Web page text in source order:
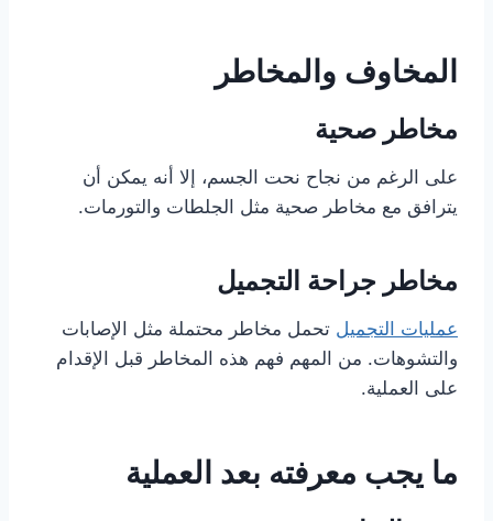
المخاوف والمخاطر
مخاطر صحية
على الرغم من نجاح نحت الجسم، إلا أنه يمكن أن
يترافق مع مخاطر صحية مثل الجلطات والتورمات.
مخاطر جراحة التجميل
عمليات التجميل تحمل مخاطر محتملة مثل الإصابات
والتشوهات. من المهم فهم هذه المخاطر قبل الإقدام
على العملية.
ما يجب معرفته بعد العملية